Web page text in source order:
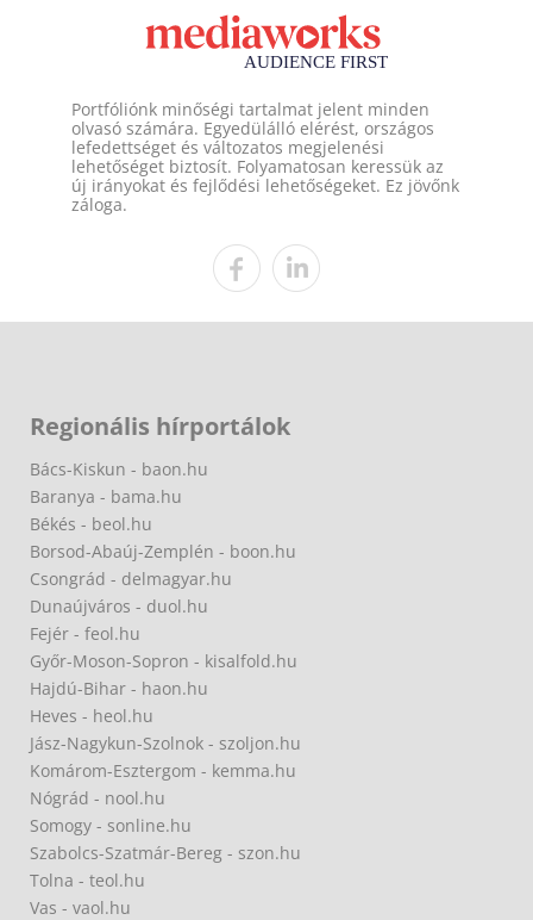
Portfóliónk minőségi tartalmat jelent minden
olvasó számára. Egyedülálló elérést, országos
lefedettséget és változatos megjelenési
lehetőséget biztosít. Folyamatosan keressük az
új irányokat és fejlődési lehetőségeket. Ez jövőnk
záloga.
Regionális hírportálok
Bács-Kiskun - baon.hu
Baranya - bama.hu
Békés - beol.hu
Borsod-Abaúj-Zemplén - boon.hu
Csongrád - delmagyar.hu
Dunaújváros - duol.hu
Fejér - feol.hu
Győr-Moson-Sopron - kisalfold.hu
Hajdú-Bihar - haon.hu
Heves - heol.hu
Jász-Nagykun-Szolnok - szoljon.hu
Komárom-Esztergom - kemma.hu
Nógrád - nool.hu
Somogy - sonline.hu
Szabolcs-Szatmár-Bereg - szon.hu
Tolna - teol.hu
Vas - vaol.hu